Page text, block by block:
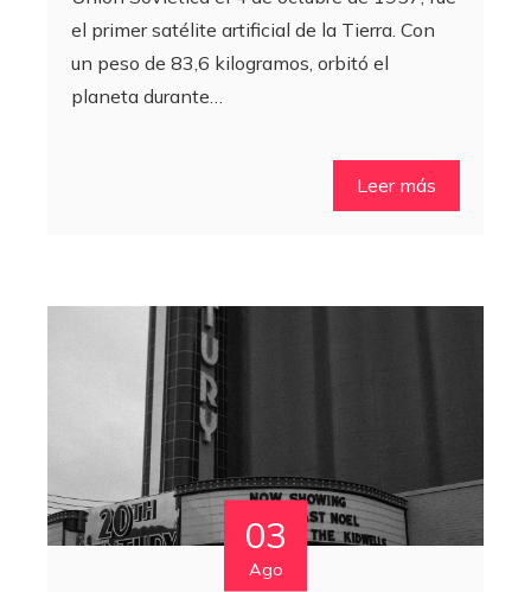
el primer satélite artificial de la Tierra. Con
un peso de 83,6 kilogramos, orbitó el
planeta durante…
Leer más
03
Ago